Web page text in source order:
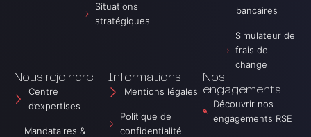
r
i
v
t
è
r
e
s
A
b
r
i
v
Situations
stratégiques
bancaires
Simulateur de
frais de
change
Nous rejoindre
Centre
d’expertises
Mandataires &
Informations
Mentions légales
Politique de
confidentialité
Nos
engagements
Découvrir nos
engagements RSE